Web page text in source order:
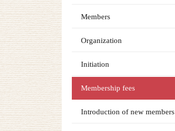
Members
Organization
Initiation
Membership fees
Introduction of new members